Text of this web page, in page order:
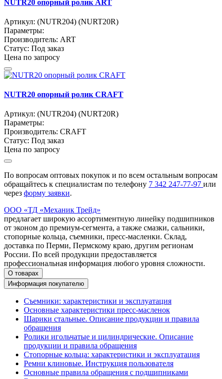
NUTR20 опорный ролик ART
Артикул: (NUTR204) (NURT20R)
Параметры:
Производитель: ART
Статус: Под заказ
Цена по запросу
NUTR20 опорный ролик CRAFT
Артикул: (NUTR204) (NURT20R)
Параметры:
Производитель: CRAFT
Статус: Под заказ
Цена по запросу
По вопросам оптовых покупок и по всем остальным вопросам
обращайтесь к специалистам по телефону 7 342 247-77-97 или
через форму заявки.
ООО «ТД «Механик Трейд»
предлагает широкую ассортиментную линейку подшипников
от эконом до премиум-сегмента, а также смазки, сальники,
стопорные кольца, съемники, пресс-масленки. Склад,
доставка по Перми, Пермскому краю, другим регионам
России. По всей продукции предоставляется
профессиональная информация любого уровня сложности.
О товарах
Информация покупателю
Съемники: характеристики и эксплуатация
Основные характеристики пресс‑масленок
Шарики стальные. Описание продукции и правила
обращения
Ролики игольчатые и цилиндрические. Описание
продукции и правила обращения
Стопорные кольца: характеристики и эксплуатация
Ремни клиновые. Инструкция пользователя
Основные правила обращения с подшипниками